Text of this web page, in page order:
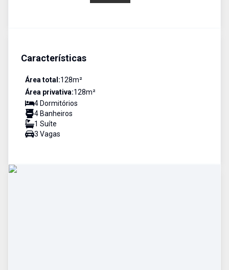
Características
Área total:128m²
Área privativa:128m²
4 Dormitórios
4 Banheiros
1 Suíte
3 Vagas